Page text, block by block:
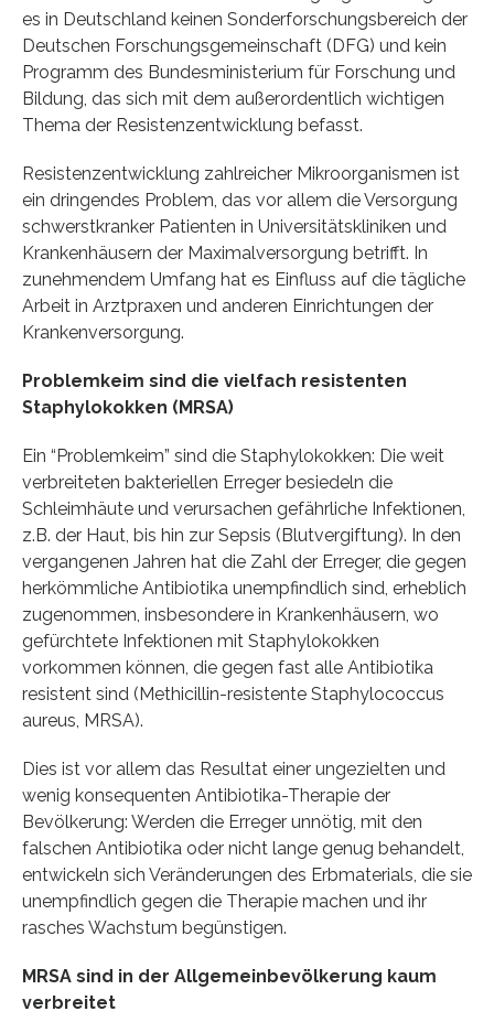
es in Deutschland keinen Sonderforschungsbereich der
Deutschen Forschungsgemeinschaft (DFG) und kein
Programm des Bundesministerium für Forschung und
Bildung, das sich mit dem außerordentlich wichtigen
Thema der Resistenzentwicklung befasst.
Resistenzentwicklung zahlreicher Mikroorganismen ist
ein dringendes Problem, das vor allem die Versorgung
schwerstkranker Patienten in Universitätskliniken und
Krankenhäusern der Maximalversorgung betrifft. In
zunehmendem Umfang hat es Einfluss auf die tägliche
Arbeit in Arztpraxen und anderen Einrichtungen der
Krankenversorgung.
Problemkeim sind die vielfach resistenten
Staphylokokken (MRSA)
Ein “Problemkeim” sind die Staphylokokken: Die weit
verbreiteten bakteriellen Erreger besiedeln die
Schleimhäute und verursachen gefährliche Infektionen,
z.B. der Haut, bis hin zur Sepsis (Blutvergiftung). In den
vergangenen Jahren hat die Zahl der Erreger, die gegen
herkömmliche Antibiotika unempfindlich sind, erheblich
zugenommen, insbesondere in Krankenhäusern, wo
gefürchtete Infektionen mit Staphylokokken
vorkommen können, die gegen fast alle Antibiotika
resistent sind (Methicillin-resistente Staphylococcus
aureus, MRSA).
Dies ist vor allem das Resultat einer ungezielten und
wenig konsequenten Antibiotika-Therapie der
Bevölkerung: Werden die Erreger unnötig, mit den
falschen Antibiotika oder nicht lange genug behandelt,
entwickeln sich Veränderungen des Erbmaterials, die sie
unempfindlich gegen die Therapie machen und ihr
rasches Wachstum begünstigen.
MRSA sind in der Allgemeinbevölkerung kaum
verbreitet